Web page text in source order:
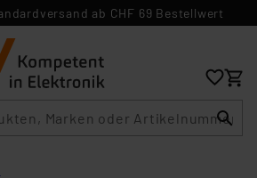
ab CHF 69 Bestellwert